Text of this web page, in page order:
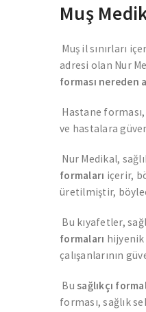
Muş
Muş il sınırları
adresi olan Nur
forması nereden
Hastane
ve hastalara
Nur Medikal,
formaları içerir,
üretilmiştir,
Bu kıyafetler,
formaları hijyenik
çalışanlarının
Bu sağlıkçı
forması, sağlık